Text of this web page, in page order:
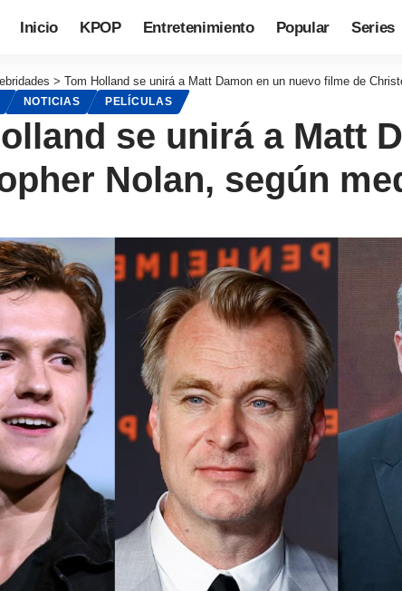
Inicio KPOP Entretenimiento Popular Series
> Tom Holland se unirá a Matt Damon en un nuevo filme de
NOTICIAS PELÍCULAS
se unirá a Matt
Nolan, según